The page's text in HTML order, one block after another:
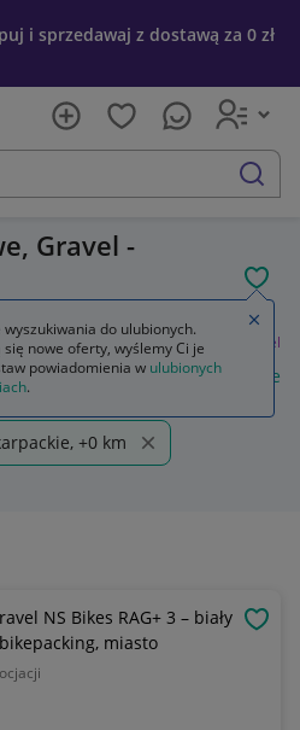
i sprzedawaj z dostawą za 0 zł
szukaj
Gravel -
Rowery Przełajowe, Gravel
rowery elektryczne przelajowe
+0 km
NS Bikes RAG+ 3 – biały
miasto
wyszukiwania do ulubionych.
nowe oferty, wyślemy Ci je
powiadomienia w ulubionych
.